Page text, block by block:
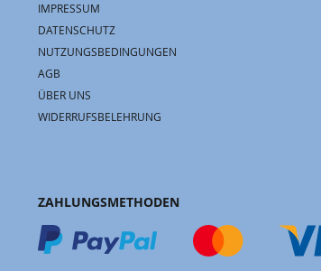
IMPRESSUM
DATENSCHUTZ
NUTZUNGSBEDINGUNGEN
AGB
ÜBER UNS
WIDERRUFSBELEHRUNG
ZAHLUNGSMETHODEN